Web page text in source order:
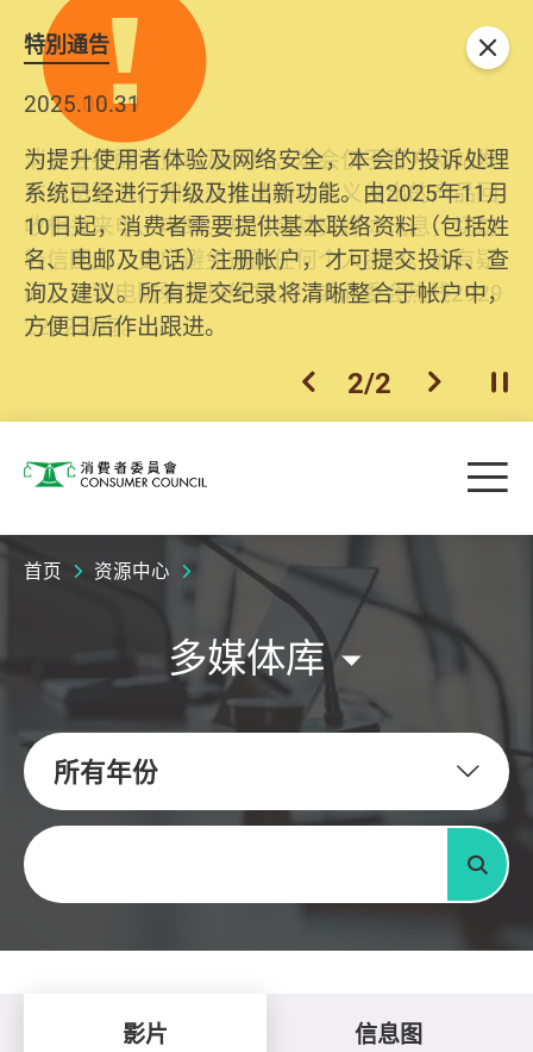
特別通告
2026.06.29
消委会提醒消费者及商户，本会仅于官方网站发
布消费警示。如接获以消委会名义发出的产品回
收相关来电、电邮、短讯或社交媒体讯息，切勿
轻信回应，更应避免透露任何个人资料。如有疑
问，请致电防骗易热线18222或消委会热线2929
2222查询。
2025.10.31
为提升使用者体验及网络安全，本会的投诉处理
系统已经进行升级及推出新功能。由2025年11月
10日起，消费者需要提供基本联络资料（包括姓
名、电邮及电话）注册帐户，才可提交投诉、查
询及建议。所有提交纪录将清晰整合于帐户中，
方便日后作出跟进。
上一个
2/2 下一个开
关闭
消费者委员会 目
首页 资源中心
多媒体库
所有年份
关键字
搜寻
影片 信息图